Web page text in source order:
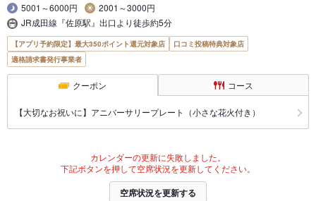
5001～6000円
2001～3000円
JR成田線『佐原駅』出口より徒歩約5分
【アプリ予約限定】最大350ポイント還元対象店
口コミ投稿特典対象店
適格請求書発行事業者
クーポン コース
【大切なお祝いに】アニバーサリープレート（小さな花火付き）
カレンダーの更新に失敗しました。
下記ボタンを押して空席状況を更新してください。
空席状況を更新する